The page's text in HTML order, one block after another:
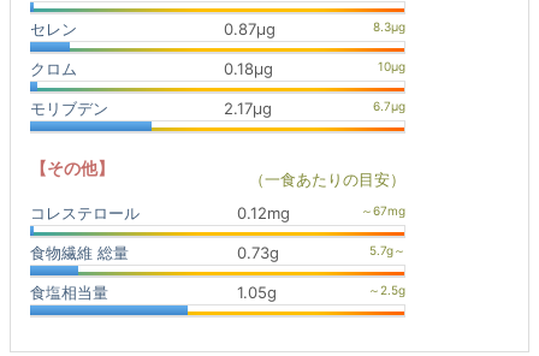
セレン 0.87μg
クロム 0.18μg
モリブデン 2.17μg
【その他】
（一食あたりの目安）
コレステロール
0.12mg
食物繊維 総量 0.73g
食塩相当量 1.05g